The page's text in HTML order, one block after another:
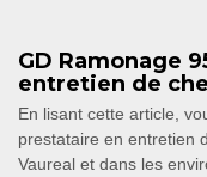
GD Ramonage
entretien de
En lisant cette article,
prestataire en entretien
Vaureal et dans les